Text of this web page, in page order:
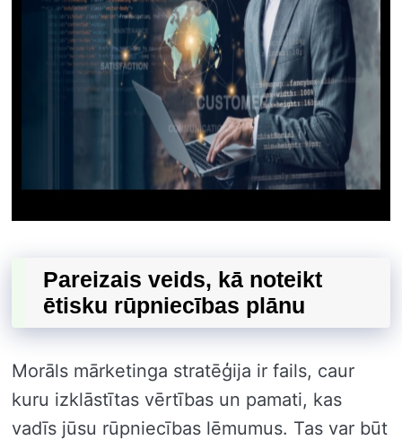
Pareizais veids, kā noteikt
ētisku rūpniecības plānu
Morāls mārketinga stratēģija ir fails, caur
kuru izklāstītas vērtības un pamati, kas
vadīs jūsu rūpniecības lēmumus. Tas var būt